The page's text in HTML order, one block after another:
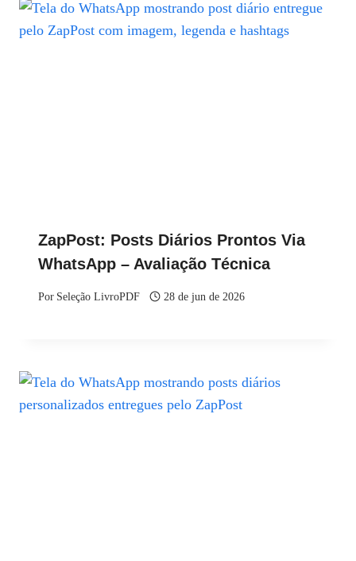
ZapPost: Posts Diários Prontos Via
WhatsApp – Avaliação Técnica
Por Seleção LivroPDF 28 de jun de 2026